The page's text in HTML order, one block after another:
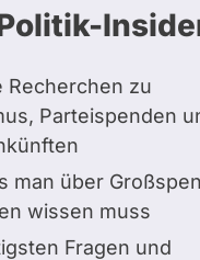
Recherchen zu
Parteispenden
man über
wissen muss
Fragen und